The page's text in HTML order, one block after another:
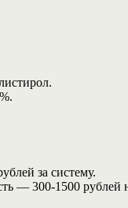
за систему.
— 300-1500 рублей